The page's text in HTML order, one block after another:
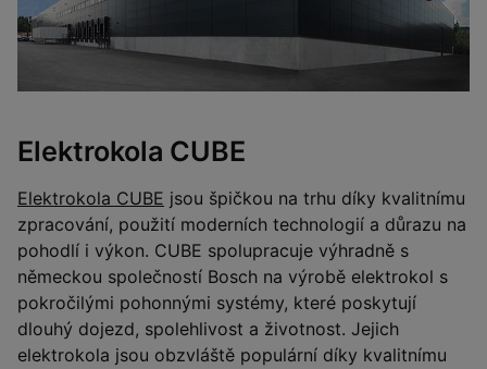
Elektrokola CUBE
Elektrokola CUBE jsou špičkou na trhu díky kvalitnímu
zpracování, použití moderních technologií a důrazu na
pohodlí i výkon. CUBE spolupracuje výhradně s
německou společností Bosch na výrobě elektrokol s
pokročilými pohonnými systémy, které poskytují
dlouhý dojezd, spolehlivost a životnost. Jejich
elektrokola jsou obzvláště populární díky kvalitnímu